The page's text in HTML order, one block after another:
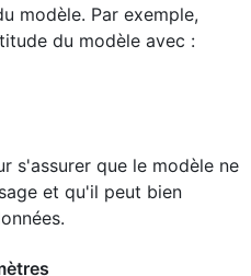
modèle. Par exemple,
du modèle avec :
s'assurer que le modèle ne
et qu'il peut bien